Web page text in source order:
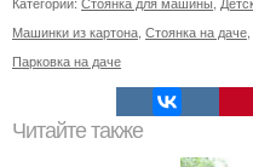
Машинки из картона Стоянка на даче
Парковка на даче
Читайте также